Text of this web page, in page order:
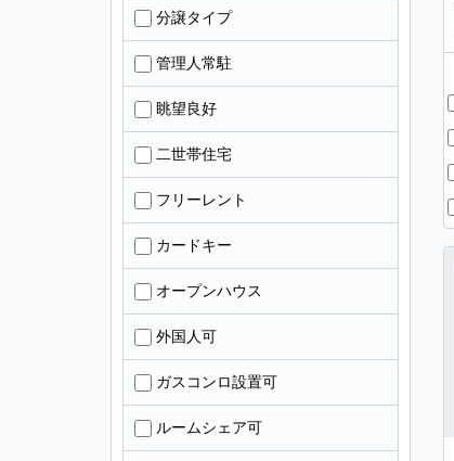
分譲タイプ
管理人常駐
眺望良好
二世帯住宅
フリーレント
カードキー
オープンハウス
外国人可
ガスコンロ設置可
ルームシェア可